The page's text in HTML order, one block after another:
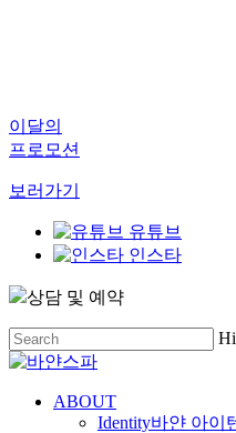
이달의
프로모션
보러가기
유튜브
인스타
상담 및 예약
Skip
to
main
content
Close
Menu
ABOUT
Identity바얀 아이